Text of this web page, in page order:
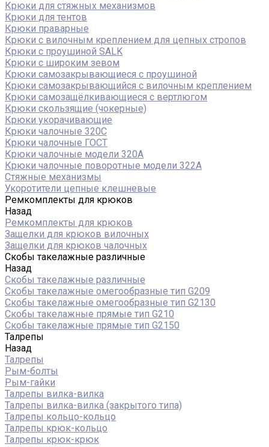
Крюки для стяжных механизмов
Крюки для тентов
Крюки праварные
Крюки с вилочным креплением для цепных стропов
Крюки с проушиной SALK
Крюки с широким зевом
Крюки самозакрывающиеся с проушиной
Крюки самозакрывающийся с вилочным креплением
Крюки самозащёлкивающиеся с вертлюгом
Крюки скользящие (чокерные)
Крюки укорачивающие
Крюки чалочные 320C
Крюки чалочные ГОСТ
Крюки чалочные модели 320А
Крюки чалочные поворотные модели 322А
Стяжные механизмы
Укоротители цепные клешневые
Ремкомплекты для крюков
Назад
Ремкомплекты для крюков
Защелки для крюков вилочных
Защелки для крюков чалочных
Скобы такелажные различные
Назад
Скобы такелажные различные
Скобы такелажные омегообразные тип G209
Скобы такелажные омегообразные тип G2130
Скобы такелажные прямые тип G210
Скобы такелажные прямые тип G2150
Талрепы
Назад
Талрепы
Рым-болты
Рым-гайки
Талрепы вилка-вилка
Талрепы вилка-вилка (закрытого типа)
Талрепы кольцо-кольцо
Талрепы крюк-кольцо
Талрепы крюк-крюк